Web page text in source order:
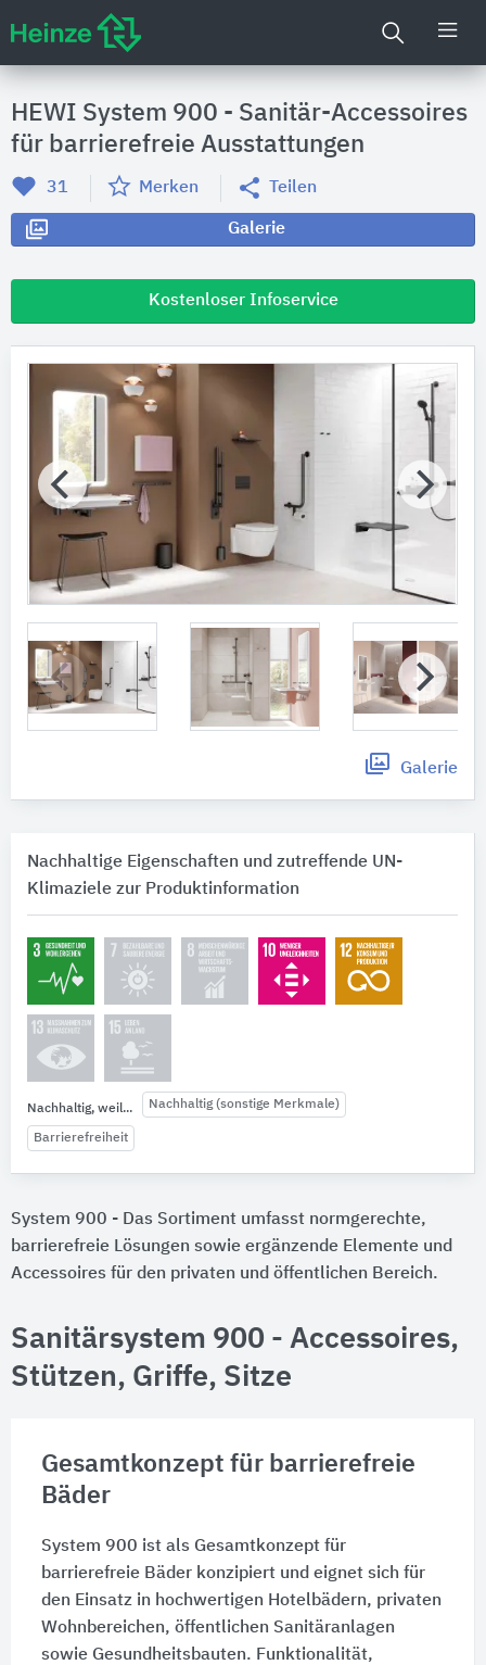
HEWI System 900 - Sanitär-Accessoires
für barrierefreie Ausstattungen
31 Merken Teilen
Galerie
Kostenloser Infoservice
Galerie
Nachhaltige Eigenschaften und zutreffende UN-
Klimaziele zur Produktinformation
Nachhaltig, weil... Nachhaltig (sonstige Merkmale)
Barrierefreiheit
System 900 - Das Sortiment umfasst normgerechte,
barrierefreie Lösungen sowie ergänzende Elemente und
Accessoires für den privaten und öffentlichen Bereich.
Sanitärsystem 900 - Accessoires,
Stützen, Griffe, Sitze
Gesamtkonzept für barrierefreie
Bäder
System 900 ist als Gesamtkonzept für
barrierefreie Bäder konzipiert und eignet sich für
den Einsatz in hochwertigen Hotelbädern, privaten
Wohnbereichen, öffentlichen Sanitäranlagen
sowie Gesundheitsbauten. Funktionalität,